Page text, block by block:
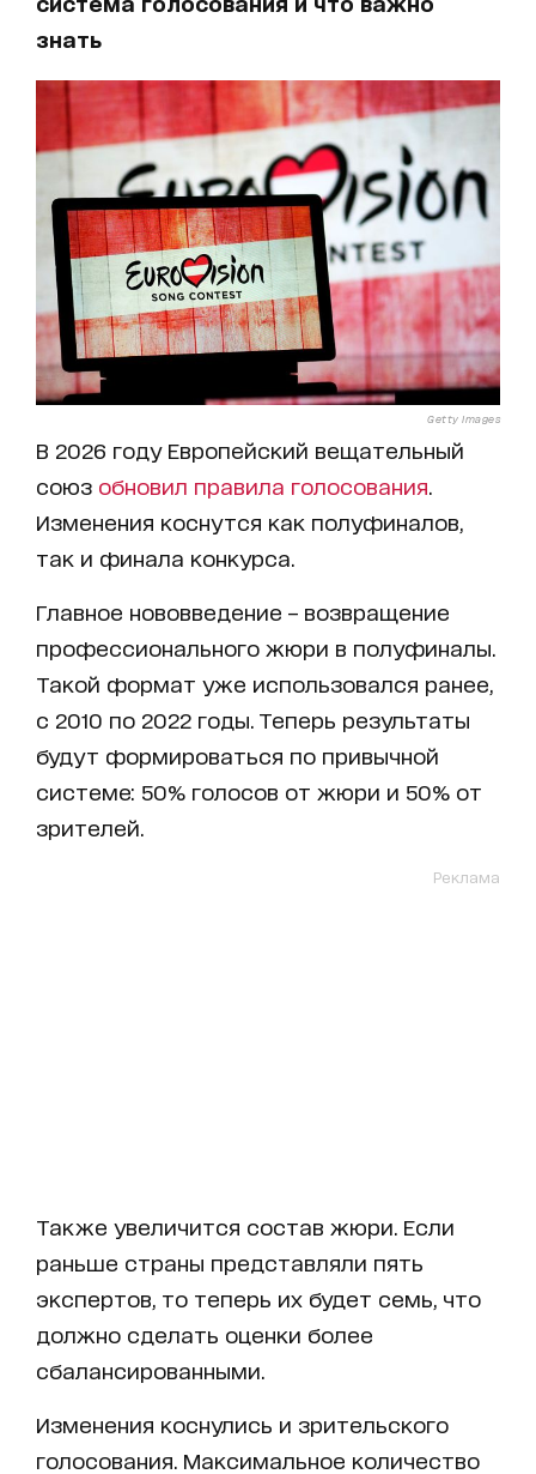
знать
Getty Images
В 2026 году Европейский вещательный
союз обновил правила голосования
Изменения коснутся как полуфиналов,
так и финала конкурса.
Главное нововведение – возвращение
профессионального жюри в полуфиналы.
Такой формат уже использовался ранее,
с 2010 по 2022 годы. Теперь результаты
будут формироваться по привычной
системе: 50% голосов от жюри и 50% от
зрителей.
Реклама
Также увеличится состав жюри. Если
раньше страны представляли пять
экспертов, то теперь их будет семь, что
должно сделать оценки более
сбалансированными.
Изменения коснулись и зрительского
голосования. Максимальное количество